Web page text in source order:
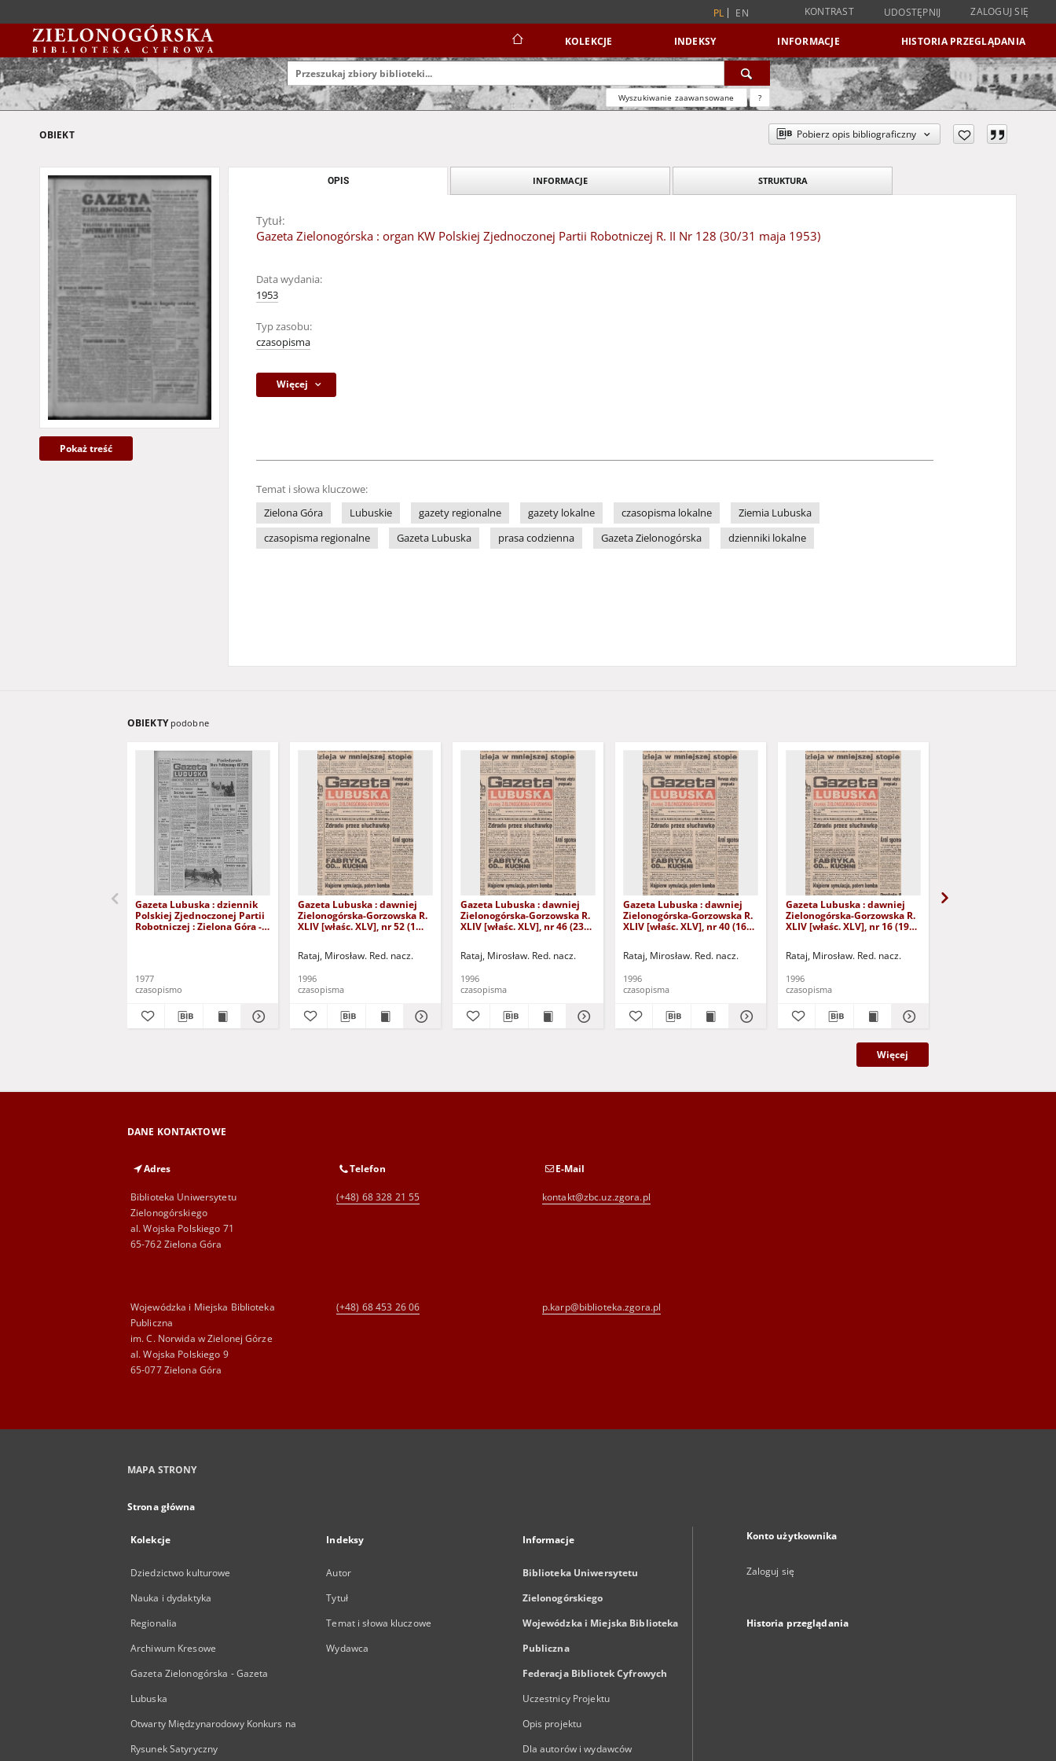
PL EN KONTRAST UDOSTĘPNIJ ZALOGUJ SIĘ
KOLEKCJE INDEKSY INFORMACJE HISTORIA PRZEGLĄDANIA
Wyszukiwanie zaawansowane ?
OBIEKT Pobierz opis bibliograficzny
Pokaż treść
OPIS INFORMACJE STRUKTURA
Tytuł:
Gazeta Zielonogórska : organ KW Polskiej Zjednoczonej Partii Robotniczej R. II Nr 128 (30/31 maja 1953)
Data wydania:
1953
Typ zasobu:
czasopisma
Więcej
Temat i słowa kluczowe:
Zielona Góra
Lubuskie gazety regionalne gazety lokalne czasopisma lokalne
Ziemia Lubuska
czasopisma regionalne
Gazeta Lubuska prasa codzienna Gazeta Zielonogórska dzienniki lokalne
OBIEKTY podobne
Gazeta Lubuska : dziennik
Polskiej Zjednoczonej Partii
Robotniczej : Zielona Góra -
1977
czasopismo
Gazeta Lubuska : dawniej
Zielonogórska-Gorzowska R.
XLIV [właśc. XLV], nr 52 (1
Rataj, Mirosław. Red. nacz.
1996
czasopisma
Gazeta Lubuska : dawniej
Zielonogórska-Gorzowska R.
XLIV [właśc. XLV], nr 46 (23
Rataj, Mirosław. Red. nacz.
1996
czasopisma
Gazeta Lubuska : dawniej
Zielonogórska-Gorzowska R.
XLIV [właśc. XLV], nr 40 (16
Rataj, Mirosław. Red. nacz.
1996
czasopisma
Gazeta Lubuska : dawniej
Zielonogórska-Gorzowska R.
XLIV [właśc. XLV], nr 16 (19
Rataj, Mirosław. Red. nacz.
1996
czasopisma
Więcej
DANE KONTAKTOWE
Adres
Biblioteka Uniwersytetu
Zielonogórskiego
al. Wojska Polskiego 71
65-762 Zielona Góra
Telefon
(+48) 68 328 21 55
E-Mail
kontakt@zbc.uz.zgora.pl
Wojewódzka i Miejska Biblioteka
Publiczna
im. C. Norwida w Zielonej Górze
al. Wojska Polskiego 9
65-077 Zielona Góra
(+48) 68 453 26 06 p.karp@biblioteka.zgora.pl
MAPA STRONY
Strona główna
Kolekcje
Dziedzictwo kulturowe
Nauka i dydaktyka
Regionalia
Archiwum Kresowe
Gazeta Zielonogórska - Gazeta
Lubuska
Otwarty Międzynarodowy Konkurs na
Rysunek Satyryczny
Indeksy
Autor
Tytuł
Temat i słowa kluczowe
Wydawca
Informacje
Biblioteka Uniwersytetu
Zielonogórskiego
Wojewódzka i Miejska Biblioteka
Publiczna
Federacja Bibliotek Cyfrowych
Uczestnicy Projektu
Opis projektu
Dla autorów i wydawców
Konto użytkownika
Zaloguj się
Historia przeglądania